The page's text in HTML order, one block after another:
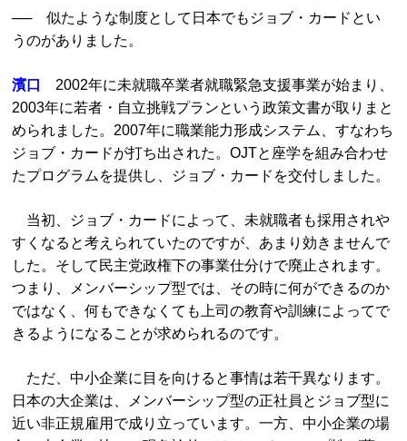
── 似たような制度として日本でもジョブ・カードとい
うのがありました。
濱口
2002年に未就職卒業者就職緊急支援事業が始まり、
2003年に若者・自立挑戦プランという政策文書が取りまと
められました。2007年に職業能力形成システム、すなわち
ジョブ・カードが打ち出された。OJTと座学を組み合わせ
たプログラムを提供し、ジョブ・カードを交付しました。
当初、ジョブ・カードによって、未就職者も採用されや
すくなると考えられていたのですが、あまり効きませんで
した。そして民主党政権下の事業仕分けで廃止されます。
つまり、メンバーシップ型では、その時に何ができるのか
ではなく、何もできなくても上司の教育や訓練によってで
きるようになることが求められるのです。
ただ、中小企業に目を向けると事情は若干異なります。
日本の大企業は、メンバーシップ型の正社員とジョブ型に
近い非正規雇用で成り立っています。一方、中小企業の場